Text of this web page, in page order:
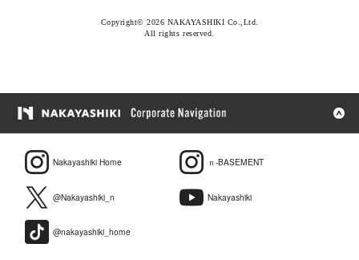
Copyright© 2026 NAKAYASHIKI Co.,Ltd.
All rights reserved.
Nakayashiki Home ｎ-BASEMENT
@Nakayashiki_n Nakayashiki
@nakayashiki_home